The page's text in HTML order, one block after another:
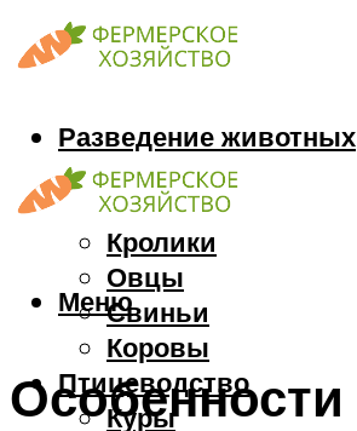
Разведение животных
Козы
Кони
Кролики
Овцы
Свиньи
Коровы
Птицеводство
Куры
Меню
Особенности